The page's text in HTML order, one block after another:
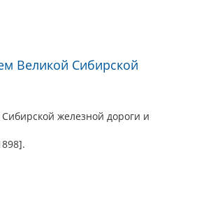
Великой Сибирской
железной дороги и